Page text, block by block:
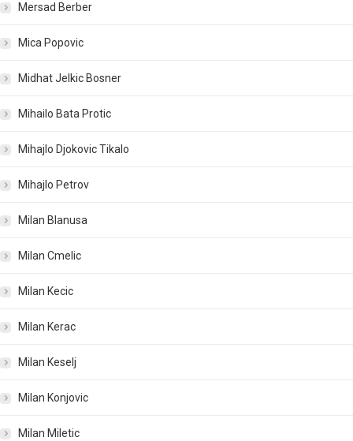
Mersad Berber
Mica Popovic
Midhat Jelkic Bosner
Mihailo Bata Protic
Mihajlo Djokovic Tikalo
Mihajlo Petrov
Milan Blanusa
Milan Cmelic
Milan Kecic
Milan Kerac
Milan Keselj
Milan Konjovic
Milan Miletic